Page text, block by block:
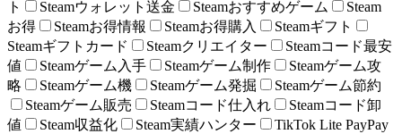
ト Steamウォレット送金 Steamおすすめゲーム
Steam
お得
Steamお得情報 Steamお得購入
Steamギフト
Steamギフトカード
Steamクリエイター
Steamコード最安
値
Steamゲーム入手 Steamゲーム制作
Steamゲーム攻
略
Steamゲーム機 Steamゲーム発掘
Steamゲーム節約
Steamゲーム販売
Steamコード仕入れ
Steamコード卸
値
Steam収益化 Steam実績ハンター
TikTok Lite PayPay